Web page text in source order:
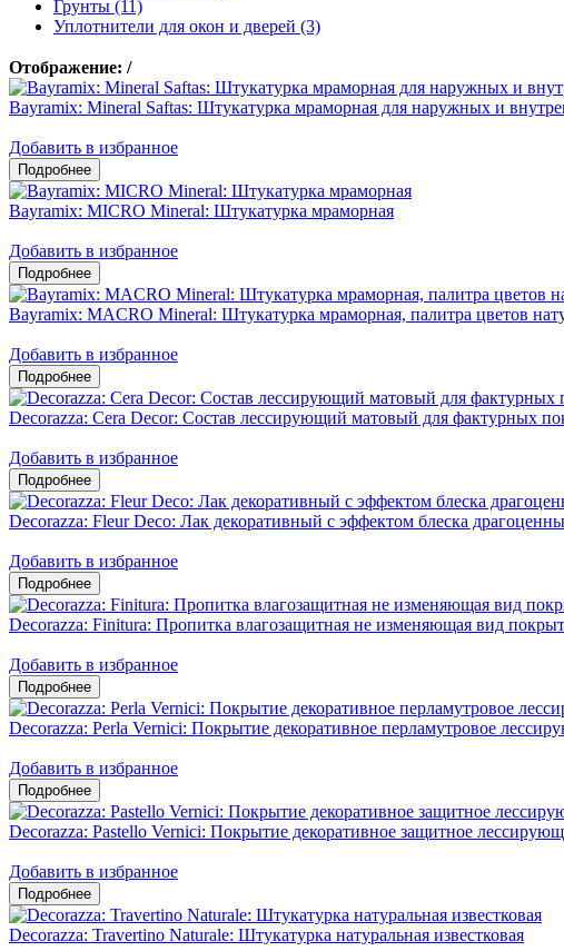
Грунты (11)
Уплотнители для окон и дверей (3)
Отображение: /
Bayramix: Mineral Saftas: Штукатурка мраморная для наружных и
Добавить в избранное
Bayramix: MICRO Mineral: Штукатурка мраморная
Добавить в избранное
Bayramix: MACRO Mineral: Штукатурка мраморная, палитра цветов
Добавить в избранное
Decorazza: Cera Decor: Состав лессирующий матовый для фактурных
Добавить в избранное
Decorazza: Fleur Deco: Лак декоративный с эффектом блеска
Добавить в избранное
Decorazza: Finitura: Пропитка влагозащитная не изменяющая вид
Добавить в избранное
Decorazza: Perla Vernici: Покрытие декоративное перламутровое
Добавить в избранное
Decorazza: Pastello Vernici: Покрытие декоративное защитное
Добавить в избранное
Decorazza: Travertino Naturale: Штукатурка натуральная известковая